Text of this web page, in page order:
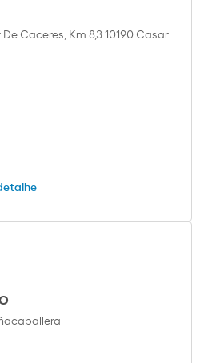
Caceres, Km 8,3 10190 Casar